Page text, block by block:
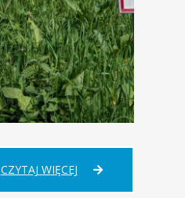
CZYTAJ WIĘCEJCZWARTOKLASIŚCI